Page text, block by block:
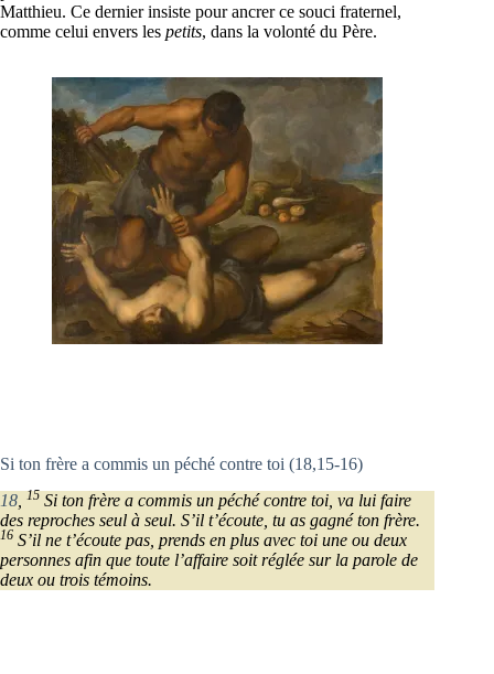
Matthieu. Ce dernier insiste pour ancrer ce souci fraternel,
comme celui envers les petits, dans la volonté du Père.
Si ton frère a commis un péché contre toi (18,15-16)
18 15 Si ton frère a commis un péché contre toi, va lui faire
des reproches seul à seul. S’il t’écoute, tu as gagné ton frère.
16 S’il ne t’écoute pas, prends en plus avec toi une ou deux
personnes afin que toute l’affaire soit réglée sur la parole de
deux ou trois témoins.